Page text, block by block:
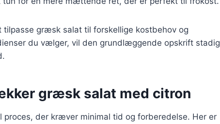
tilpasse græsk salat til forskellige kostbehov og
du vælger, vil den grundlæggende opskrift stadig
græsk salat med citron
proces, der kræver minimal tid og forberedelse. Her er